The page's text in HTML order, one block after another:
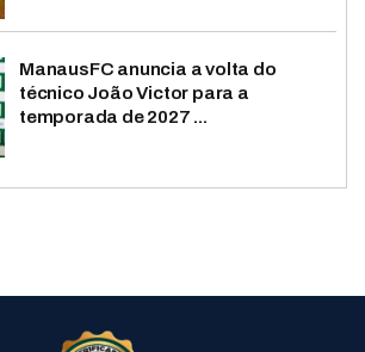
ManausFC anuncia a volta do
técnico João Victor para a
temporada de 2027 ...